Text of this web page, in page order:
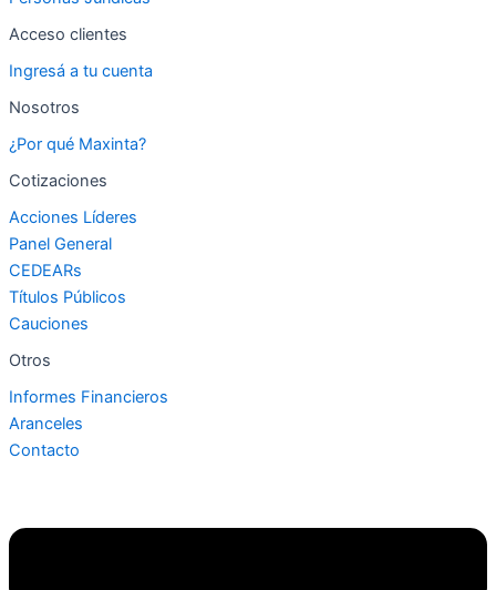
Acceso clientes
Ingresá a tu cuenta
Nosotros
¿Por qué Maxinta?
Cotizaciones
Acciones Líderes
Panel General
CEDEARs
Títulos Públicos
Cauciones
Otros
Informes Financieros
Aranceles
Contacto